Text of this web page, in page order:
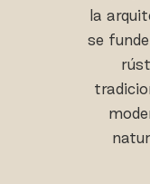
la
se